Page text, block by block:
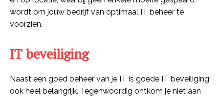
wordt om jouw bedrijf van optimaal IT beheer te
voorzien.
IT beveiliging
Naast een goed beheer van je IT is goede IT beveiliging
ook heel belangrijk. Tegenwoordig ontkom je niet aan